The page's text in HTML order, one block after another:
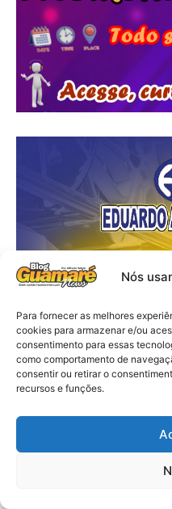
Nós
Para fornecer as melhores
cookies para armazenar e/ou
consentimento para essas
como comportamento de
consentir ou retirar o
recursos e funções.